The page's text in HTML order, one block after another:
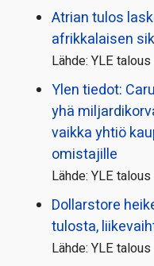
Atrian tulos
afrikkalaisen
Lähde: YLE talous
Ylen tiedot:
yhä
vaikka yhtiö
omistajille
Lähde: YLE talous
Dollarstore
tulosta,
Lähde: YLE talous